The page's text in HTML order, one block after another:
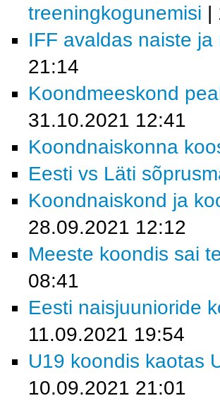
treeningkogunemisi |
IFF avaldas naiste
21:14
Koondmeeskond
31.10.2021 12:41
Koondnaiskonna
Eesti vs Läti
Koondnaiskond ja
28.09.2021 12:12
Meeste koondis sai
08:41
Eesti naisjuunioride
11.09.2021 19:54
U19 koondis kaotas
10.09.2021 21:01